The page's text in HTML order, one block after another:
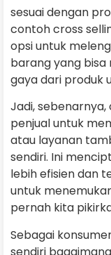
sesuai dengan
contoh cross
opsi untuk
barang yang
gaya dari produk
Jadi,
penjual untuk
atau layanan
sendiri. Ini
lebih efisien dan
untuk
pernah kita
Sebagai
sendiri